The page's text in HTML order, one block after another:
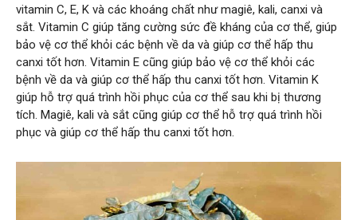
vitamin C, E, K và các khoáng chất như magiê, kali, canxi và
sắt. Vitamin C giúp tăng cường sức đề kháng của cơ thể, giúp
bảo vệ cơ thể khỏi các bệnh về da và giúp cơ thể hấp thu
canxi tốt hơn. Vitamin E cũng giúp bảo vệ cơ thể khỏi các
bệnh về da và giúp cơ thể hấp thu canxi tốt hơn. Vitamin K
giúp hỗ trợ quá trình hồi phục của cơ thể sau khi bị thương
tích. Magiê, kali và sắt cũng giúp cơ thể hỗ trợ quá trình hồi
phục và giúp cơ thể hấp thu canxi tốt hơn.